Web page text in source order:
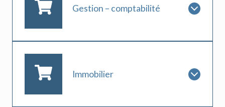
Gestion – comptabilité
Immobilier